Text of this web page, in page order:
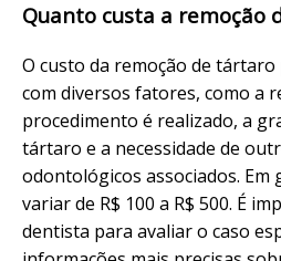
Quanto custa a remoção
O custo da remoção de
com diversos fatores, como a
procedimento é realizado, a
tártaro e a necessidade de
odontológicos associados. Em
variar de R$ 100 a R$ 500. É
dentista para avaliar o caso